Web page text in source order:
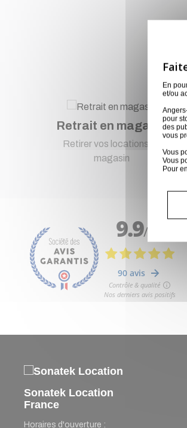
Retrait en magasin
Retirer vos locations en
magasin
Sonatek Location
France
Horaires d'ouverture :
En
et/ou
pour
des
vous
Vous
Vous
Pour